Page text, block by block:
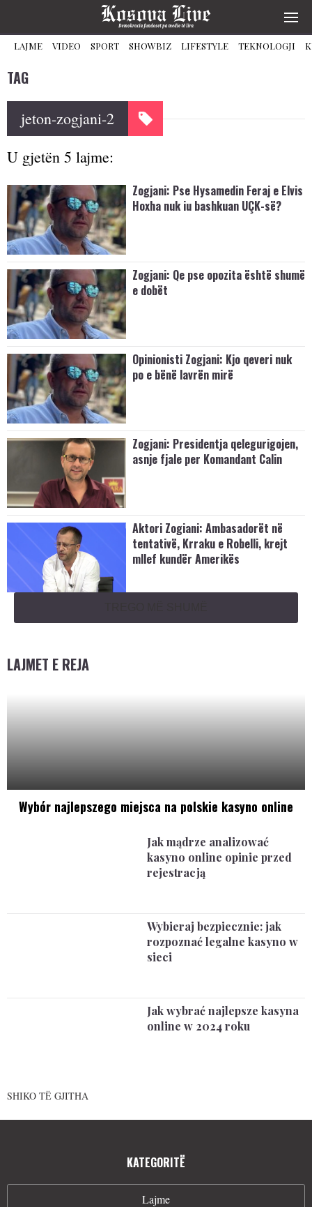
LAJME VIDEO SPORT SHOWBIZ LIFESTYLE TEKNOLOGJI
TAG
jeton-zogjani-2
U gjetën 5 lajme:
Zogjani: Pse Hysamedin Feraj e Elvis
Hoxha nuk iu bashkuan UÇK-së?
Zogjani: Qe pse opozita është shumë
e dobët
Opinionisti Zogjani: Kjo qeveri nuk
po e bënë lavrën mirë
Zogjani: Presidentja qelegurigojen,
asnje fjale per Komandant Calin
Aktori Zogiani: Ambasadorët në
tentativë, Krraku e Robelli, krejt
mllef kundër Amerikës
LAJMET E REJA
Wybór najlepszego miejsca na polskie kasyno online
Jak mądrze analizować
kasyno online opinie przed
rejestracją
Wybieraj bezpiecznie: jak
rozpoznać legalne kasyno w
sieci
Jak wybrać najlepsze kasyna
online w 2024 roku
SHIKO TË GJITHA
KATEGORITË
Lajme